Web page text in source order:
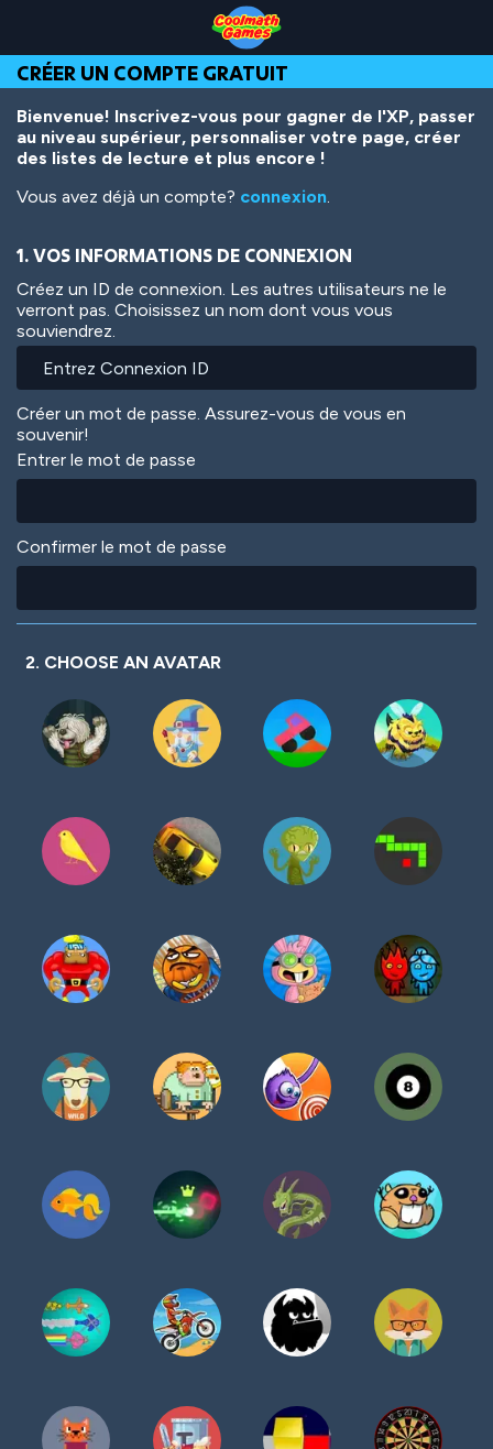
Top
of
Page
Navigation
Main
Content
Footer
contenu
principal
CRÉER UN COMPTE GRATUIT
Bienvenue! Inscrivez-vous pour gagner de l'XP, passer
au niveau supérieur, personnaliser votre page, créer
des listes de lecture et plus encore !
Vous avez déjà un compte? connexion.
1. VOS INFORMATIONS DE CONNEXION
Créez un ID de connexion. Les autres utilisateurs ne le
verront pas. Choisissez un nom dont vous vous
souviendrez.
Créer un mot de passe. Assurez-vous de vous en
souvenir!
Entrer le mot de passe
Confirmer le mot de passe
2. CHOOSE AN AVATAR